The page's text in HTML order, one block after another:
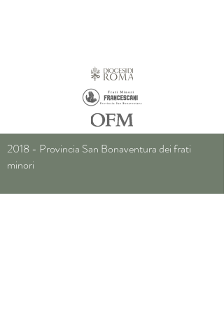
2018 - Provincia San Bonaventura dei frati
minori